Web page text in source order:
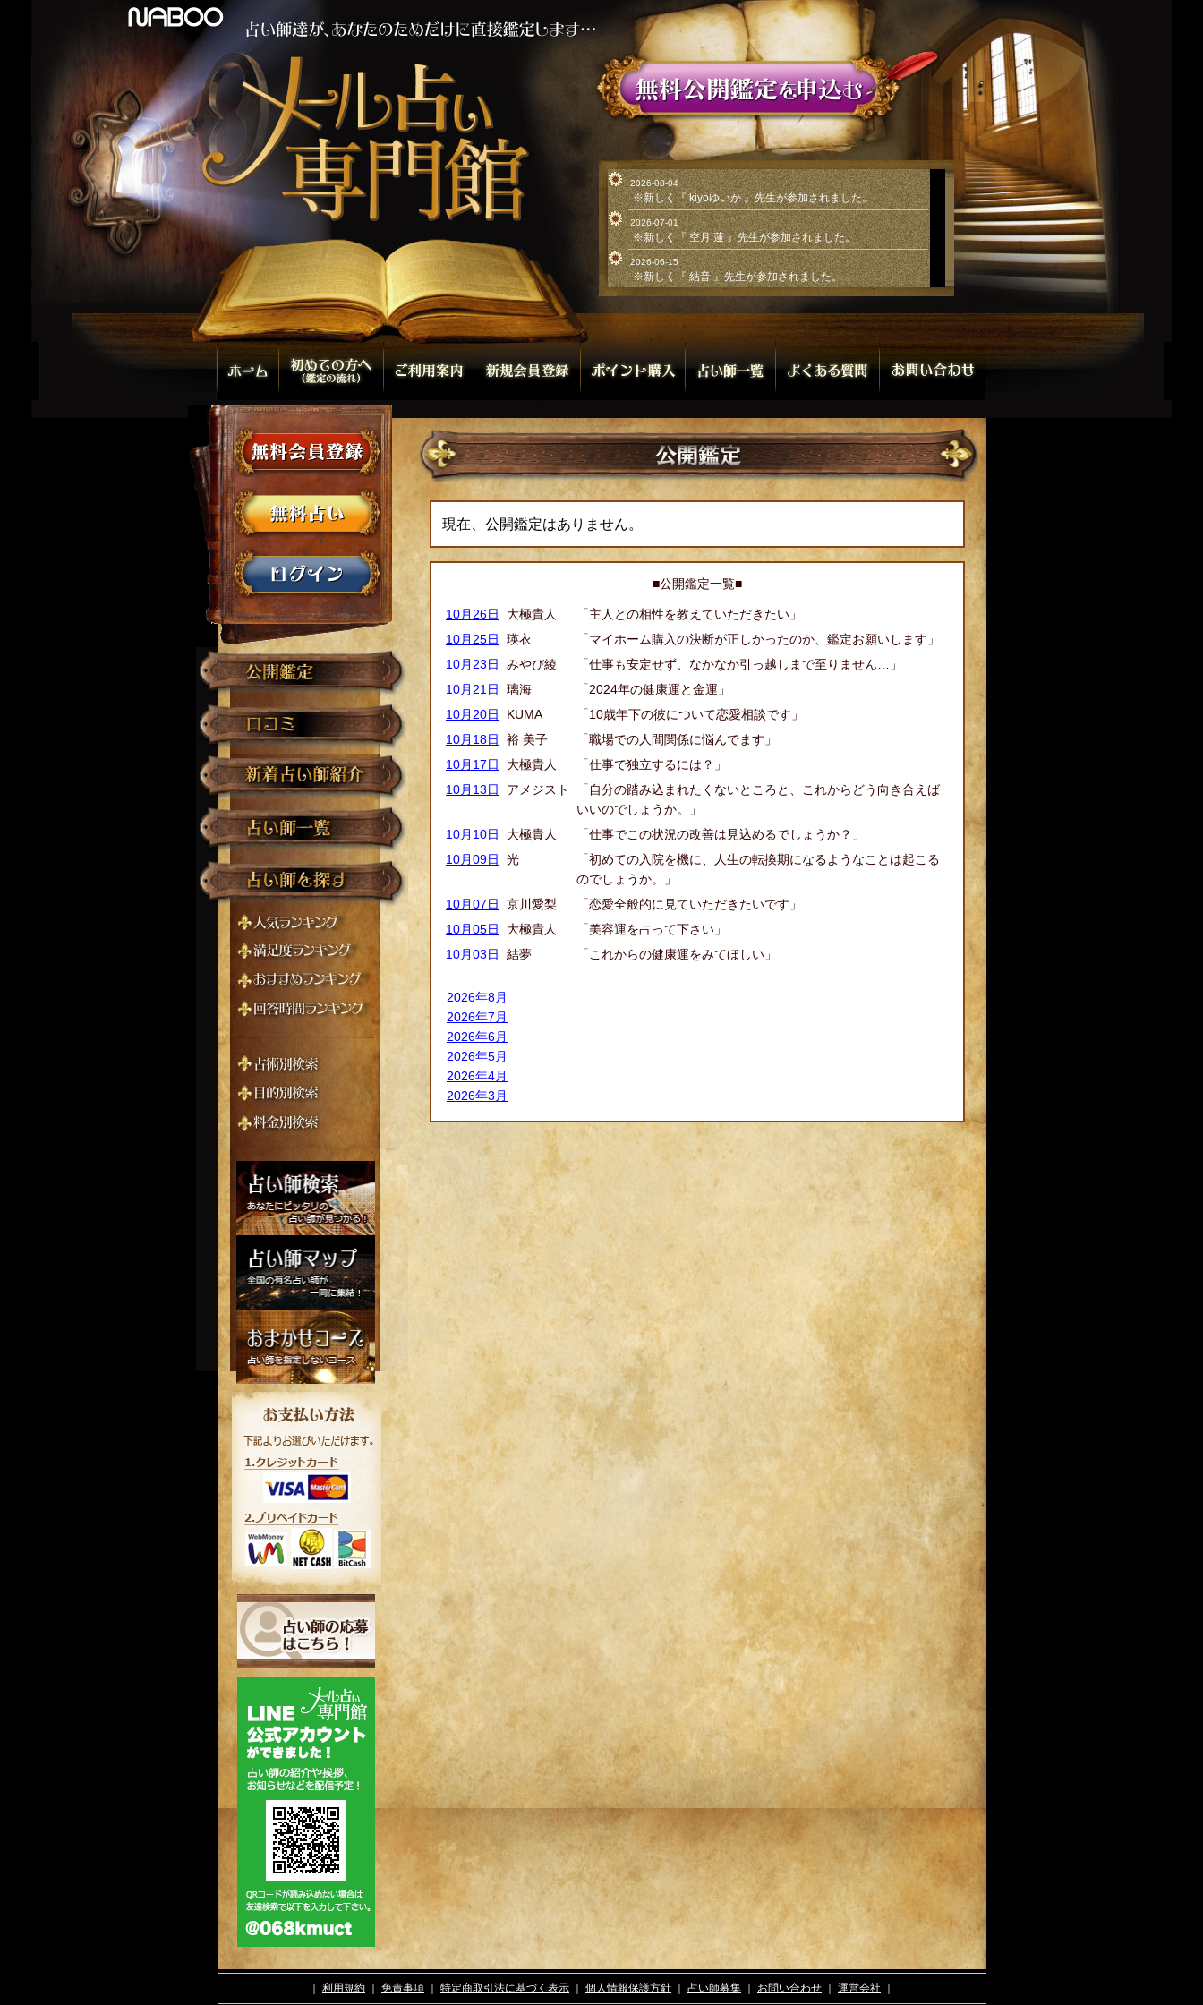
現在、公開鑑定はありません。
■公開鑑定一覧■
10月26日 大極貴人
「主人との相性を教えていただきたい」
10月25日
瑛衣
「マイホーム購入の決断が正しかったのか、鑑定お願いします」
10月23日
みやび綾
「仕事も安定せず、なかなか引っ越しまで至りません…」
10月21日
璃海
「2024年の健康運と金運」
10月20日
KUMA
「10歳年下の彼について恋愛相談です」
10月18日
裕 美子
「職場での人間関係に悩んでます」
10月17日
大極貴人
「仕事で独立するには？」
10月13日
アメジスト
「自分の踏み込まれたくないところと、これからどう向き合えば
いいのでしょうか。」
10月10日
大極貴人
「仕事でこの状況の改善は見込めるでしょうか？」
10月09日
光
「初めての入院を機に、人生の転換期になるようなことは起こる
のでしょうか。」
10月07日
京川愛梨
「恋愛全般的に見ていただきたいです」
10月05日
大極貴人
「美容運を占って下さい」
10月03日
結夢 「これからの健康運をみてほしい」
2026年8月
2026年7月
2026年6月
2026年5月
2026年4月
2026年3月
利用規約 免責事項 特定商取引法に基づく表示 個人情報保護方針 占い師募集 お問い合わせ 運営会社